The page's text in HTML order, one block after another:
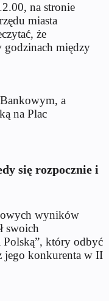
na stronie
miasta
że
godzinach między
Bankowym, a
na Plac
się rozpocznie i
wyników
swoich
który odbyć
jego konkurenta w II